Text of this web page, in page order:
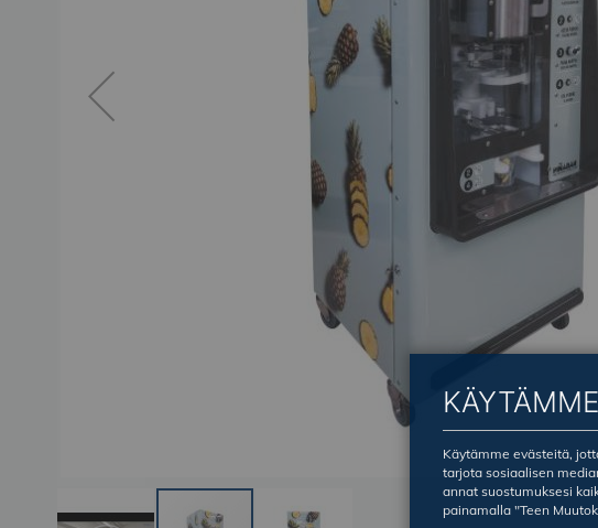
Käytämme evästeitä,
tarjota sosiaalisen
annat suostumuksesi
painamalla "Teen